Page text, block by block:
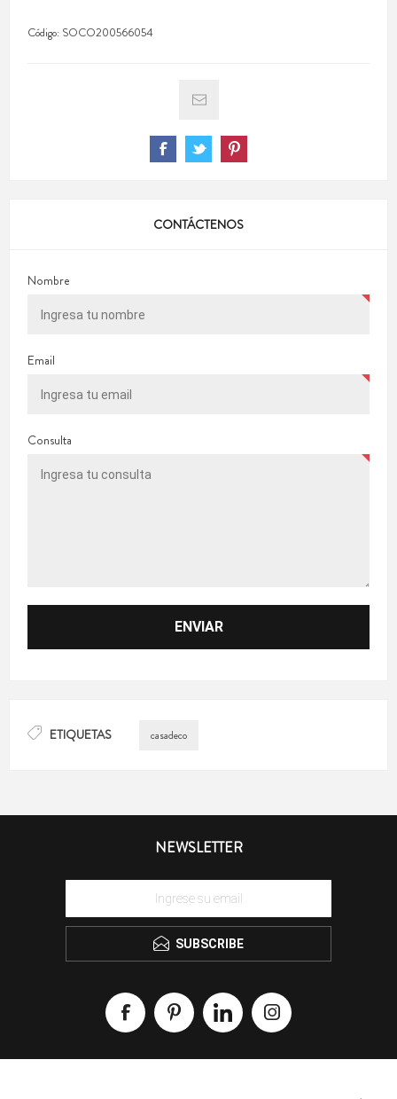
Código: SOCO200566054
CONTÁCTENOS
Nombre
Email
Consulta
ETIQUETAS casadeco
NEWSLETTER
SUBSCRIBE